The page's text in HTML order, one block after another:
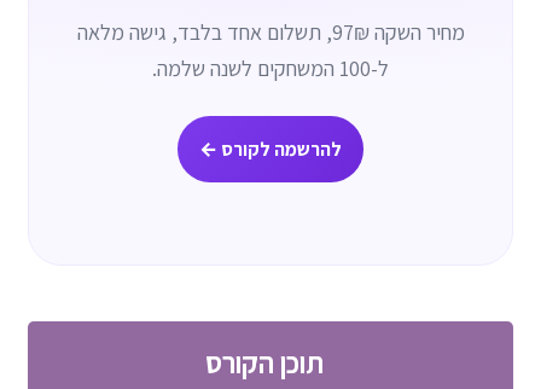
מחיר השקה 97₪, תשלום אחד בלבד, גישה מלאה
ל-100 המשחקים לשנה שלמה.
להרשמה לקורס ←
תוכן הקורס